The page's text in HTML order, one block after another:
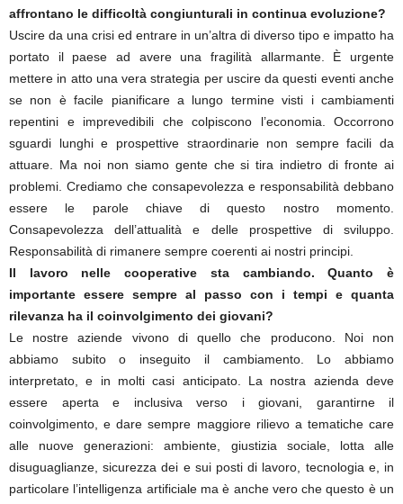
affrontano le difficoltà congiunturali in continua evoluzione?
Uscire da una crisi ed entrare in un’altra di diverso tipo e impatto ha
portato il paese ad avere una fragilità allarmante. È urgente
mettere in atto una vera strategia per uscire da questi eventi anche
se non è facile pianificare a lungo termine visti i cambiamenti
repentini e imprevedibili che colpiscono l’economia. Occorrono
sguardi lunghi e prospettive straordinarie non sempre facili da
attuare. Ma noi non siamo gente che si tira indietro di fronte ai
problemi. Crediamo che consapevolezza e responsabilità debbano
essere le parole chiave di questo nostro momento.
Consapevolezza dell’attualità e delle prospettive di sviluppo.
Responsabilità di rimanere sempre coerenti ai nostri principi.
Il lavoro nelle cooperative sta cambiando. Quanto è
importante essere sempre al passo con i tempi e quanta
rilevanza ha il coinvolgimento dei giovani?
Le nostre aziende vivono di quello che producono. Noi non
abbiamo subito o inseguito il cambiamento. Lo abbiamo
interpretato, e in molti casi anticipato. La nostra azienda deve
essere aperta e inclusiva verso i giovani, garantirne il
coinvolgimento, e dare sempre maggiore rilievo a tematiche care
alle nuove generazioni: ambiente, giustizia sociale, lotta alle
disuguaglianze, sicurezza dei e sui posti di lavoro, tecnologia e, in
particolare l’intelligenza artificiale ma è anche vero che questo è un